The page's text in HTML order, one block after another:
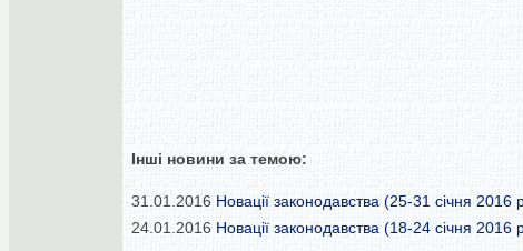
Інші новини за темою:
31.01.2016 Новації законодавства (25-31 січня 2016
24.01.2016 Новації законодавства (18-24 січня 2016